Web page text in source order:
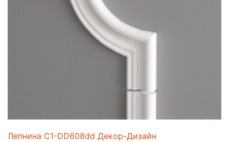
Лепнина C1-DD608dd Декор-Дизайн